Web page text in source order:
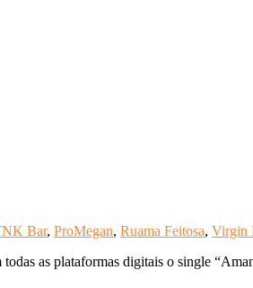
Bar, ProMegan, Ruama Feitosa, Virgin
as plataformas digitais o single